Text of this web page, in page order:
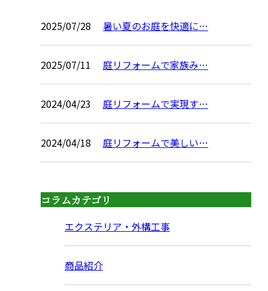
2025/07/28 暑い夏のお庭を快適に…
2025/07/11 庭リフォームで家族み…
2024/04/23 庭リフォームで実現す…
2024/04/18 庭リフォームで美しい…
コラムカテゴリ
エクステリア・外構工事
商品紹介